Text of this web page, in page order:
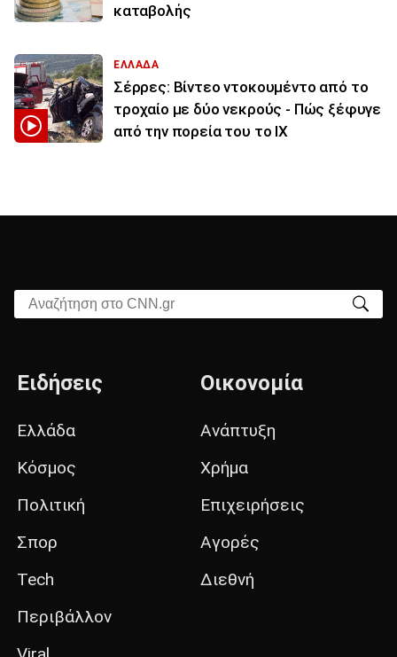
καταβολής
ΕΛΛΑΔΑ
Σέρρες: Βίντεο ντοκουμέντο από το
τροχαίο με δύο νεκρούς - Πώς ξέφυγε
από την πορεία του το ΙΧ
Αναζήτηση στο CNN.gr
Ειδήσεις
Ελλάδα
Κόσμος
Πολιτική
Σπορ
Tech
Περιβάλλον
Οικονομία
Ανάπτυξη
Χρήμα
Επιχειρήσεις
Αγορές
Διεθνή